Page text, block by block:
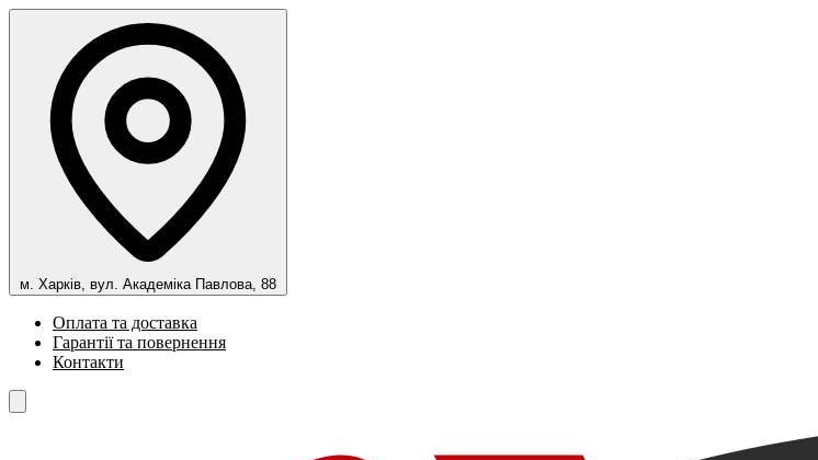
м. Харків, вул. Академіка Павлова, 88
Оплата та доставка
Гарантії та повернення
Контакти